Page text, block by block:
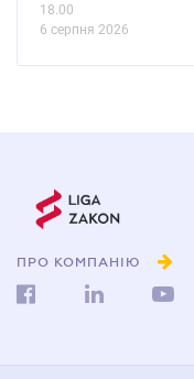
18.00
6 серпня 2026
ПРО КОМПАНІЮ